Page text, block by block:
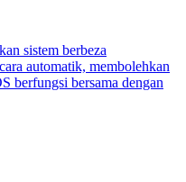
sistem berbeza
automatik, membolehkan
berfungsi bersama dengan